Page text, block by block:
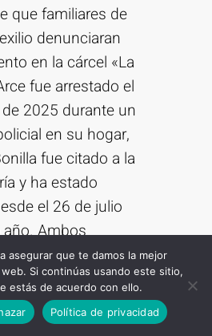
que familiares de
denunciaran
en la cárcel «La
fue arrestado el
2025 durante un
en su hogar,
fue citado a la
y ha estado
el 26 de julio
Ambos
proceso judicial
tensiones
Suscribirse
asegurar que te damos la mejor
Si continúas usando este sitio,
estás de acuerdo con ello.
Política de privacidad